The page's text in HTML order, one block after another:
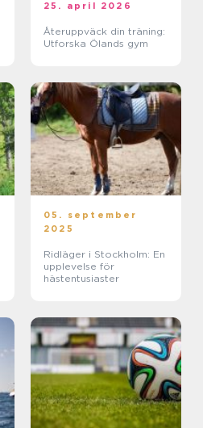
25. april 2026
Återuppväck din träning:
Utforska Ölands gym
05. september
2025
Ridläger i Stockholm: En
upplevelse för
hästentusiaster